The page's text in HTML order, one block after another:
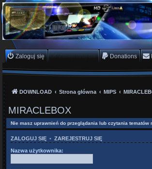
PKTeam - Polish Koders
Team
Hyperion, Enigma, E2, PKT, listy kanałów, oscam
Zaloguj się Zarejestruj się Donations
DOWNLOAD Strona główna MIPS
MIRACLEBOX
Nie masz uprawnień do przeglądania lub czytania tematów
ZALOGUJ SIĘ • ZAREJESTRUJ SIĘ
Nazwa użytkownika: